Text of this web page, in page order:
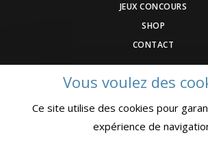
JEUX CONCOURS
SHOP
CONTACT
DEVENEZ ANNONCEUR
COMMUNIQUEZ UN
CGV
Vous voulez des
Ce site utilise des cookies pour
expérience de